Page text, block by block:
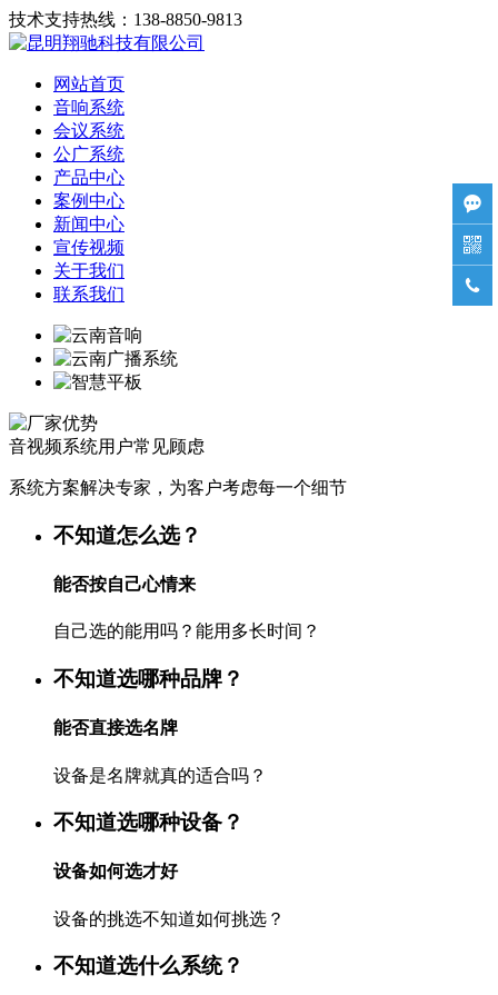
技术支持热线：138-8850-9813
网站首页
音响系统
会议系统
公广系统
产品中心
案例中心
新闻中心
宣传视频
关于我们
联系我们
音视频系统用户常见顾虑
系统方案解决专家，为客户考虑每一个细节
不知道怎么选？
能否按自己心情来
自己选的能用吗？能用多长时间？
不知道选哪种品牌？
能否直接选名牌
设备是名牌就真的适合吗？
不知道选哪种设备？
设备如何选才好
设备的挑选不知道如何挑选？
不知道选什么系统？


